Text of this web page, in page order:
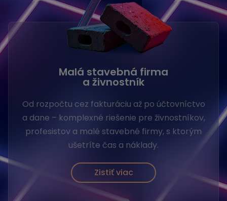
Malá stavebná firma
a živnostník
Od rozpočtu cez fakturáciu až po účtovníctvo
a dane – komplexné riešenie pre živnostníkov,
profesistov a malé stavebné firmy, s ktorým
ušetríte čas a náklady.
Zistiť viac